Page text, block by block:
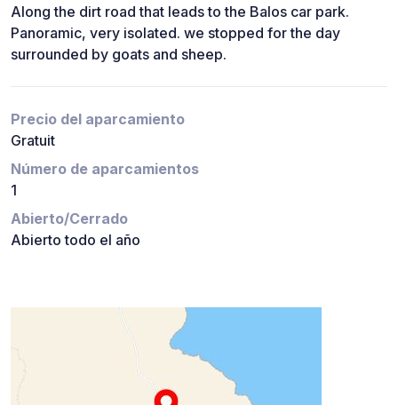
Along the dirt road that leads to the Balos car park.
Panoramic, very isolated. we stopped for the day
surrounded by goats and sheep.
Precio del aparcamiento
Gratuit
Número de aparcamientos
1
Abierto/Cerrado
Abierto todo el año